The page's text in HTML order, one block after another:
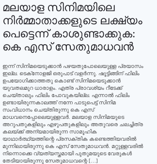
മലയാള സിനിമയിലെ
നിര്‍മ്മാതാക്കളുടെ ലക്ഷ്യം
പെട്ടെന്ന് കാശുണ്ടാക്കുക:
കെ എസ് സേതുമാധവന്‍
ഇന്ന് സിനിമയെടുക്കാന്‍ പഴയതുപോലെയുള്ള പ്രയാസം
ഇല്ല. ടെക്‌നോളജി ഒരുപാട് വളര്‍ന്നു. ഷൂട്ടിങ്ങിന് ഫിലിം
ഉപയോഗിക്കാത്തതു കൊണ്ട് സിനിമയെടുക്കാന്‍
യുവതലമുറ ധാരാളം. എത്ര പ്രാവശ്യം റീടേക്ക്
ചെയ്താലും ഫിലിം പോവുകയില്ല. എന്നാല്‍ ഫിലിം
ഉണ്ടായിരുന്നകാലത്ത് നന്നേ പാടുപെട്ട് സിനിമ
സംവിധാനം ചെയ്തിരുന്നു കെ എസ്
മാധവനെപ്പോലെയുള്ളവര്‍. മലയാള സിനിമയുടെ
അറുപതുകളിലും എഴുപതുകളിലും അതുവരെ ചലച്ചിത്ര
കലയ്ക്ക് അന്യമായിരുന്ന സാമൂഹിക
യാഥാര്‍ത്ഥ്യത്തിന്റെ പ്രസക്തിക കണ്ടെത്തിയവരില്‍
മുന്നിലായിരുന്നു കെ എസ് സേതുമാധവന്‍. മറ്റുള്ളവരില്‍
നിന്നൊക്കെ വ്യത്യസ്തമായി പുതുമയുടെ വേരുകള്‍
തേടിയായിരുന്നു സേതുമാധവന്റെ […]